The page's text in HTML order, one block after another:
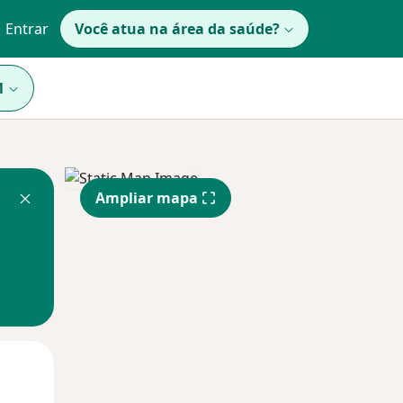
Entrar Você atua na área da saúde?
Ampliar mapa